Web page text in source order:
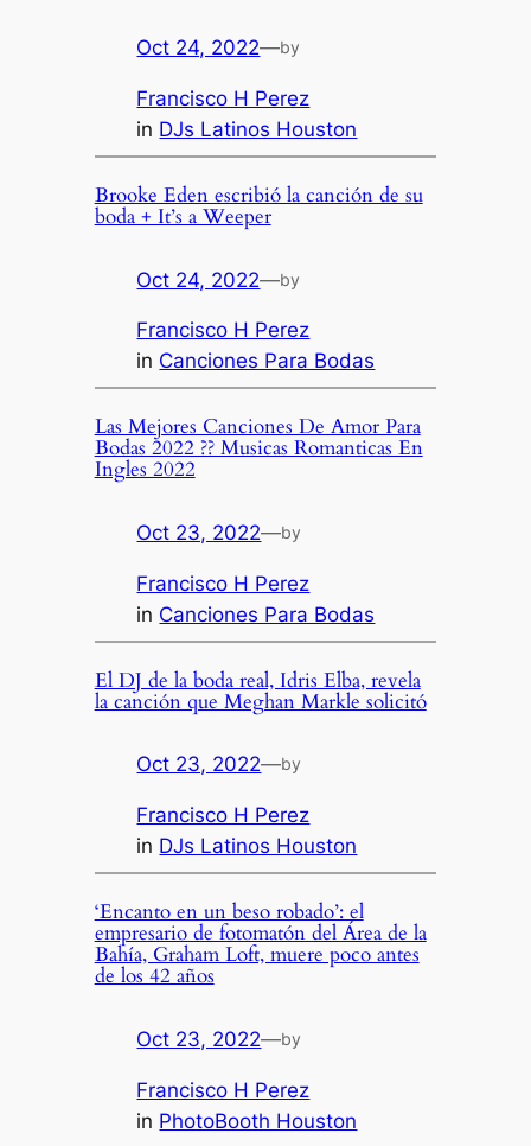
Oct 24, 2022—by
Francisco H Perez
in DJs Latinos Houston
Brooke Eden escribió la canción de su
boda + It’s a Weeper
Oct 24, 2022—by
Francisco H Perez
in Canciones Para Bodas
Las Mejores Canciones De Amor Para
Bodas 2022 ?? Musicas Romanticas En
Ingles 2022
Oct 23, 2022—by
Francisco H Perez
in Canciones Para Bodas
El DJ de la boda real, Idris Elba, revela
la canción que Meghan Markle solicitó
Oct 23, 2022—by
Francisco H Perez
in DJs Latinos Houston
‘Encanto en un beso robado’: el
empresario de fotomatón del Área de la
Bahía, Graham Loft, muere poco antes
de los 42 años
Oct 23, 2022—by
Francisco H Perez
in PhotoBooth Houston